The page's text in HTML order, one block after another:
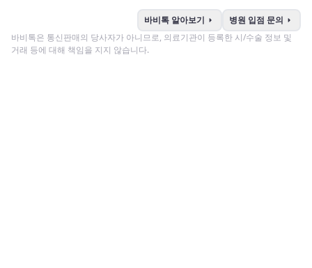
바비톡 알아보기 arrow_right 병원 입점 문의 arrow_right
바비톡은 통신판매의 당사자가 아니므로, 의료기관이 등록한 시/수술 정보 및
거래 등에 대해 책임을 지지 않습니다.